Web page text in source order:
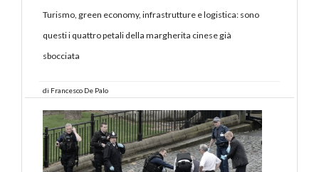
Turismo, green economy, infrastrutture e logistica: sono
questi i quattro petali della margherita cinese già
sbocciata
di Francesco De Palo